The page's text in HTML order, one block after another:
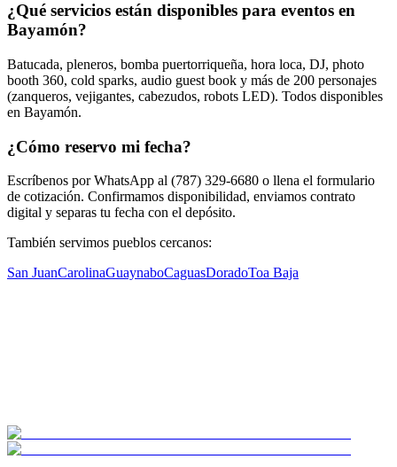
¿Qué servicios están disponibles para eventos en
Bayamón?
Batucada, pleneros, bomba puertorriqueña, hora loca, DJ, photo
booth 360, cold sparks, audio guest book y más de 200 personajes
(zanqueros, vejigantes, cabezudos, robots LED). Todos disponibles
en Bayamón.
¿Cómo reservo mi fecha?
Escríbenos por WhatsApp al (787) 329-6680 o llena el formulario
de cotización. Confirmamos disponibilidad, enviamos contrato
digital y separas tu fecha con el depósito.
También servimos pueblos cercanos:
San JuanCarolinaGuaynaboCaguasDoradoToa Baja